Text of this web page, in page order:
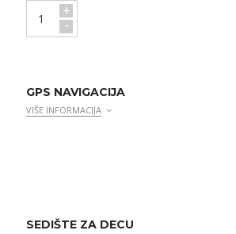
+
-
GPS NAVIGACIJA
VIŠE INFORMACIJA
SEDIŠTE ZA DECU